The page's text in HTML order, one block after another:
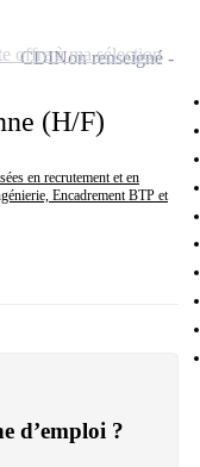
(H/F)
en recrutement et en
Encadrement BTP et
CDINon renseigné
offre à ma sélection
d’emploi ?